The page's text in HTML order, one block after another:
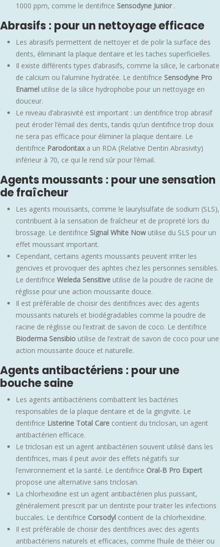
1000 ppm, comme le dentifrice Sensodyne Junior .
Abrasifs : pour un nettoyage efficace
Les abrasifs permettent de nettoyer et de polir la surface des
dents, éliminant la plaque dentaire et les taches superficielles.
Il existe différents types d’abrasifs, comme la silice, le carbonate
de calcium ou l’alumine hydratée. Le dentifrice Sensodyne Pro
Enamel utilise de la silice hydrophobe pour un nettoyage en
douceur.
Le niveau d’abrasivité est important : un dentifrice trop abrasif
peut éroder l’émail des dents, tandis qu’un dentifrice trop doux
ne sera pas efficace pour éliminer la plaque dentaire. Le
dentifrice Parodontax a un RDA (Relative Dentin Abrasivity)
inférieur à 70, ce qui le rend sûr pour l’émail.
Agents moussants : pour une sensation
de fraîcheur
Les agents moussants, comme le laurylsulfate de sodium (SLS),
contribuent à la sensation de fraîcheur et de propreté lors du
brossage. Le dentifrice Signal White Now utilise du SLS pour un
effet moussant important.
Cependant, certains agents moussants peuvent irriter les
gencives et provoquer des aphtes chez les personnes sensibles.
Le dentifrice Weleda Sensitive utilise de la poudre de racine de
réglisse pour une action moussante douce.
Il est préférable de choisir des dentifrices avec des agents
moussants naturels et biodégradables comme la poudre de
racine de réglisse ou l’extrait de savon de coco. Le dentifrice
Bioderma Sensibio utilise de l’extrait de savon de coco pour une
action moussante douce et naturelle.
Agents antibactériens : pour une
bouche saine
Les agents antibactériens combattent les bactéries
responsables de la plaque dentaire et de la gingivite. Le
dentifrice Listerine Total Care contient du triclosan, un agent
antibactérien efficace.
Le triclosan est un agent antibactérien souvent utilisé dans les
dentifrices, mais il peut avoir des effets négatifs sur
l’environnement et la santé. Le dentifrice Oral-B Pro Expert
propose une alternative sans triclosan.
La chlorhexidine est un agent antibactérien plus puissant,
généralement prescrit par un dentiste pour traiter les infections
buccales. Le dentifrice Corsodyl contient de la chlorhexidine.
Il est préférable de choisir des dentifrices avec des agents
antibactériens naturels et efficaces, comme l’huile de théier ou